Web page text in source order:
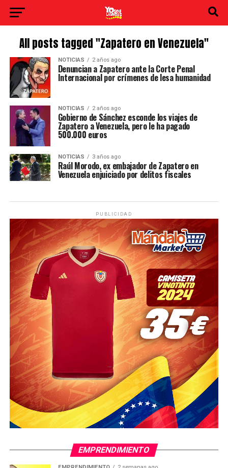
All posts tagged "Zapatero en Venezuela"
NOTICIAS 2 años ago
Denuncian a Zapatero ante la Corte Penal
Internacional por crímenes de lesa humanidad
NOTICIAS 2 años ago
Gobierno de Sánchez esconde los viajes de
Zapatero a Venezuela, pero le ha pagado
500.000 euros
NOTICIAS 3 años ago
Raúl Morodo, ex embajador de Zapatero en
Venezuela enjuiciado por delitos fiscales
PUBLICIDAD
EMPRENDIMIENTO